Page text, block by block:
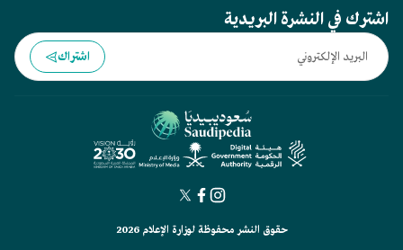
اشترك في النشرة البريدية
اشتراك
حقوق النشر محفوظة لوزارة الإعلام 2026